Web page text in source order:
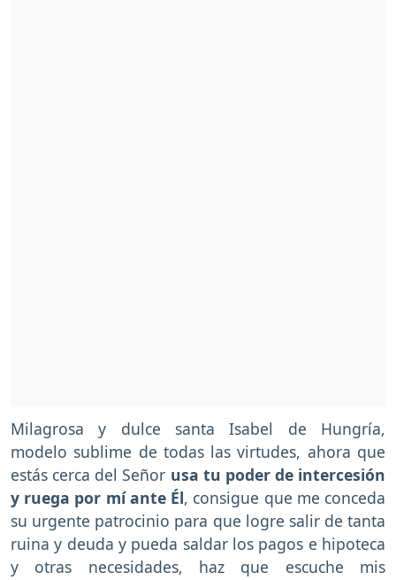
Milagrosa y dulce santa Isabel de Hungría,
modelo sublime de todas las virtudes, ahora que
estás cerca del Señor usa tu poder de intercesión
y ruega por mí ante Él, consigue que me conceda
su urgente patrocinio para que logre salir de tanta
ruina y deuda y pueda saldar los pagos e hipoteca
y otras necesidades, haz que escuche mis